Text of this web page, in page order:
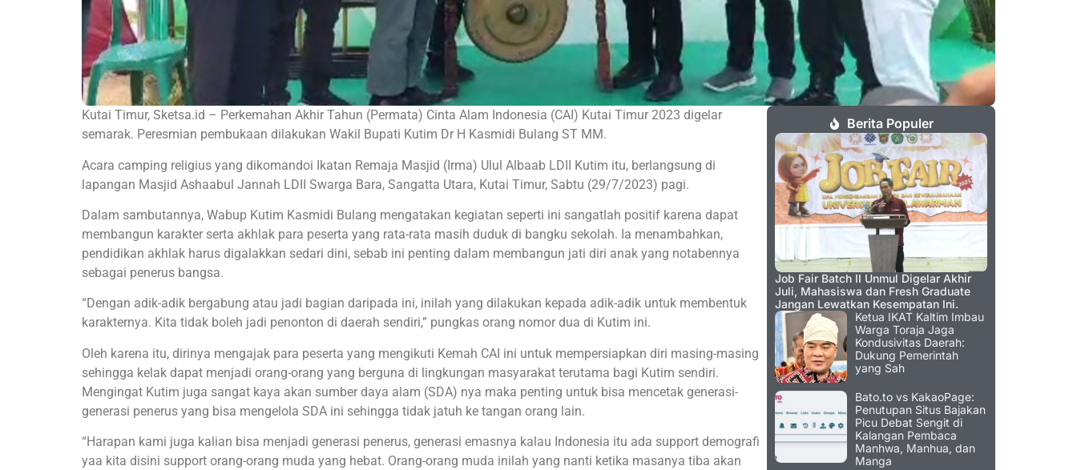
Kutai Timur, Sketsa.id – Perkemahan Akhir Tahun (Permata) Cinta Alam Indonesia (CAI) Kutai Timur 2023 digelar
semarak. Peresmian pembukaan dilakukan Wakil Bupati Kutim Dr H Kasmidi Bulang ST MM.
Acara camping religius yang dikomandoi Ikatan Remaja Masjid (Irma) Ulul Albaab LDII Kutim itu, berlangsung di
lapangan Masjid Ashaabul Jannah LDII Swarga Bara, Sangatta Utara, Kutai Timur, Sabtu (29/7/2023) pagi.
Dalam sambutannya, Wabup Kutim Kasmidi Bulang mengatakan kegiatan seperti ini sangatlah positif karena dapat
membangun karakter serta akhlak para peserta yang rata-rata masih duduk di bangku sekolah. Ia menambahkan,
pendidikan akhlak harus digalakkan sedari dini, sebab ini penting dalam membangun jati diri anak yang notabennya
sebagai penerus bangsa.
“Dengan adik-adik bergabung atau jadi bagian daripada ini, inilah yang dilakukan kepada adik-adik untuk membentuk
karakternya. Kita tidak boleh jadi penonton di daerah sendiri,” pungkas orang nomor dua di Kutim ini.
Oleh karena itu, dirinya mengajak para peserta yang mengikuti Kemah CAI ini untuk mempersiapkan diri masing-masing
sehingga kelak dapat menjadi orang-orang yang berguna di lingkungan masyarakat terutama bagi Kutim sendiri.
Mengingat Kutim juga sangat kaya akan sumber daya alam (SDA) nya maka penting untuk bisa mencetak generasi-
generasi penerus yang bisa mengelola SDA ini sehingga tidak jatuh ke tangan orang lain.
“Harapan kami juga kalian bisa menjadi generasi penerus, generasi emasnya kalau Indonesia itu ada support demografi
yaa kita disini support orang-orang muda yang hebat. Orang-orang muda inilah yang nanti ketika masanya tiba akan
Berita Populer
Job Fair Batch II Unmul Digelar Akhir
Juli, Mahasiswa dan Fresh Graduate
Jangan Lewatkan Kesempatan Ini.
Ketua IKAT Kaltim Imbau
Warga Toraja Jaga
Kondusivitas Daerah:
Dukung Pemerintah
yang Sah
Bato.to vs KakaoPage:
Penutupan Situs Bajakan
Picu Debat Sengit di
Kalangan Pembaca
Manhwa, Manhua, dan
Manga